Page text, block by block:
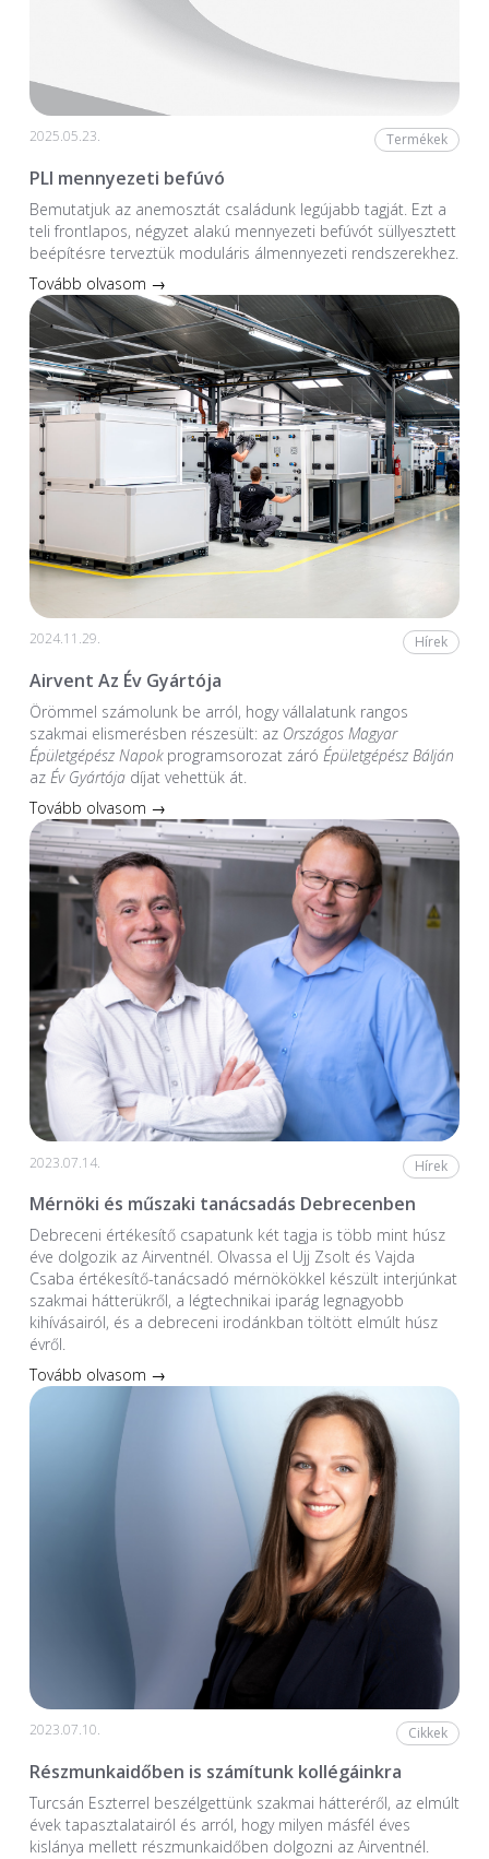
2025.05.23. Termékek
PLI mennyezeti befúvó
Bemutatjuk az anemosztát családunk legújabb tagját. Ezt a
teli frontlapos, négyzet alakú mennyezeti befúvót süllyesztett
beépítésre terveztük moduláris álmennyezeti rendszerekhez.
Tovább olvasom →
2024.11.29. Hírek
Airvent Az Év Gyártója
Örömmel számolunk be arról, hogy vállalatunk rangos
szakmai elismerésben részesült: az Országos Magyar
Épületgépész Napokprogramsorozat záró Épületgépész Bálján
az Év Gyártójadíjat vehettük át.
Tovább olvasom →
2023.07.14. Hírek
Mérnöki és műszaki tanácsadás Debrecenben
Debreceni értékesítő csapatunk két tagja is több mint húsz
éve dolgozik az Airventnél. Olvassa el Ujj Zsolt és Vajda
Csaba értékesítő-tanácsadó mérnökökkel készült interjúnkat
szakmai hátterükről, a légtechnikai iparág legnagyobb
kihívásairól, és a debreceni irodánkban töltött elmúlt húsz
évről.
Tovább olvasom →
2023.07.10. Cikkek
Részmunkaidőben is számítunk kollégáinkra
Turcsán Eszterrel beszélgettünk szakmai hátteréről, az elmúlt
évek tapasztalatairól és arról, hogy milyen másfél éves
kislánya mellett részmunkaidőben dolgozni az Airventnél.